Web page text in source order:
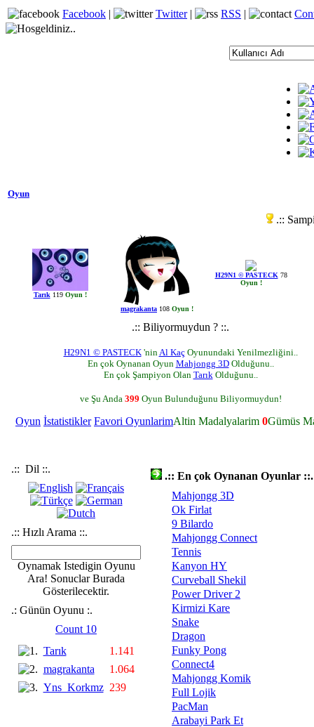
Facebook | Twitter| RSS |
Oyun
.::
Tarık 119 Oyun !
magrakanta 108 Oyun !
H29N1 © PASTECK 78
Oyun !
.:: Biliyormuydun ? ::.
H29N1 © PASTECK'nin Al KaçOyunundaki Yenilmezliğini..
En çok Oynanan Oyun Mahjongg 3DOlduğunu..
En çok Şampiyon Olan Tarık Olduğunu..
ve Şu Anda 399 Oyun Bulunduğunu Biliyormuydun!
Oyun İstatistikler Favori OyunlarimAltin Madalyalarim 0Gümüs
.:: Dil ::.
.:: Hızlı Arama ::.
Oynamak Istedigin Oyunu
Ara! Sonuclar Burada
Gösterilecektir.
.: Günün Oyunu :.
Count 10
Tarık
1.141
magrakanta
1.064
Yns_Korkmz 239
.:: En çok Oynanan Oyunlar ::.
Mahjongg 3D
Ok Firlat
9 Bilardo
Mahjongg Connect
Tennis
Kanyon HY
Curveball Shekil
Power Driver 2
Kirmizi Kare
Snake
Dragon
Funky Pong
Connect4
Mahjongg Komik
Full Lojik
PacMan
Arabayi Park Et